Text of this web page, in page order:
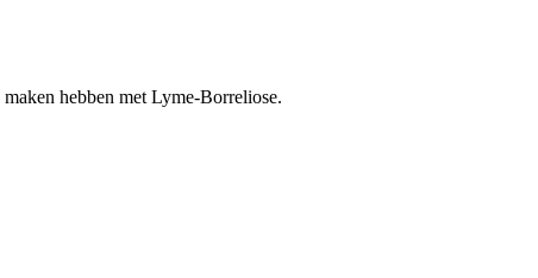
hebben met Lyme-Borreliose.